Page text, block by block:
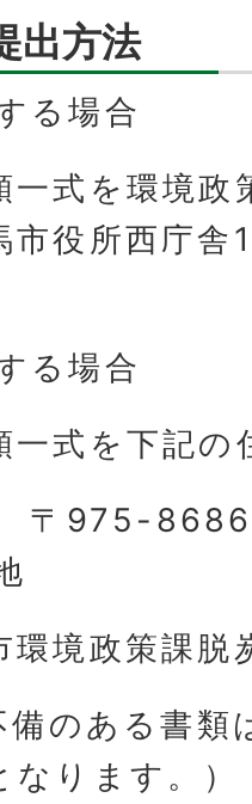
出方法
る場合
一式を環境政
市役所西庁
る場合
一式を下記
〒975-8686
環境政策課脱
備のある書類
なります。）